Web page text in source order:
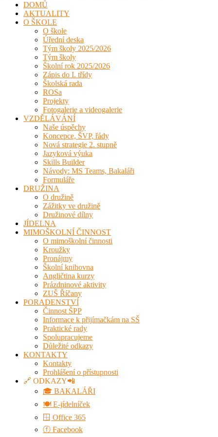
DOMŮ
AKTUALITY
O ŠKOLE
O škole
Úřední deska
Tým školy 2025/2026
Tým školy
Školní rok 2025/2026
Zápis do I. třídy
Školská rada
ROSa
Projekty
Fotogalerie a videogalerie
VZDĚLÁVÁNÍ
Naše úspěchy
Koncepce, ŠVP, řády
Nová strategie 2. stupně
Jazyková výuka
Skills Builder
Návody: MS Teams, Bakaláři
Formuláře
DRUŽINA
O družině
Zážitky ve družině
Družinové dílny
JÍDELNA
MIMOŠKOLNÍ ČINNOST
O mimoškolní činnosti
Kroužky
Pronájmy
Školní knihovna
Angličtina kurzy
Prázdninové aktivity
ZUŠ Říčany
PORADENSTVÍ
Činnost ŠPP
Informace k přijímačkám na SŠ
Praktické rady
Spolupracujeme
Důležité odkazy
KONTAKTY
Kontakty
Prohlášení o přístupnosti
🔗 ODKAZY📲
🎓 BAKALÁŘI
🍽️ E-jídelníček
🪟 Office 365
ⓕ Facebook